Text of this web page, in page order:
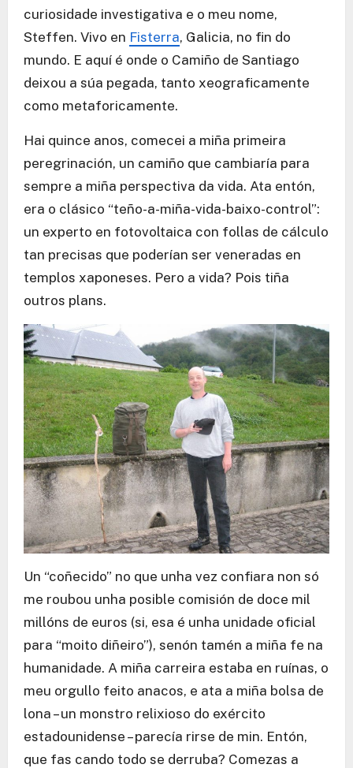
curiosidade investigativa e o meu nome,
Steffen. Vivo en Fisterra, Galicia, no fin do
mundo. E aquí é onde o Camiño de Santiago
deixou a súa pegada, tanto xeograficamente
como metaforicamente.
Hai quince anos, comecei a miña primeira
peregrinación, un camiño que cambiaría para
sempre a miña perspectiva da vida. Ata entón,
era o clásico “teño-a-miña-vida-baixo-control”:
un experto en fotovoltaica con follas de cálculo
tan precisas que poderían ser veneradas en
templos xaponeses. Pero a vida? Pois tiña
outros plans.
Un “coñecido” no que unha vez confiara non só
me roubou unha posible comisión de doce mil
millóns de euros (si, esa é unha unidade oficial
para “moito diñeiro”), senón tamén a miña fe na
humanidade. A miña carreira estaba en ruínas, o
meu orgullo feito anacos, e ata a miña bolsa de
lona – un monstro relixioso do exército
estadounidense – parecía rirse de min. Entón,
que fas cando todo se derruba? Comezas a